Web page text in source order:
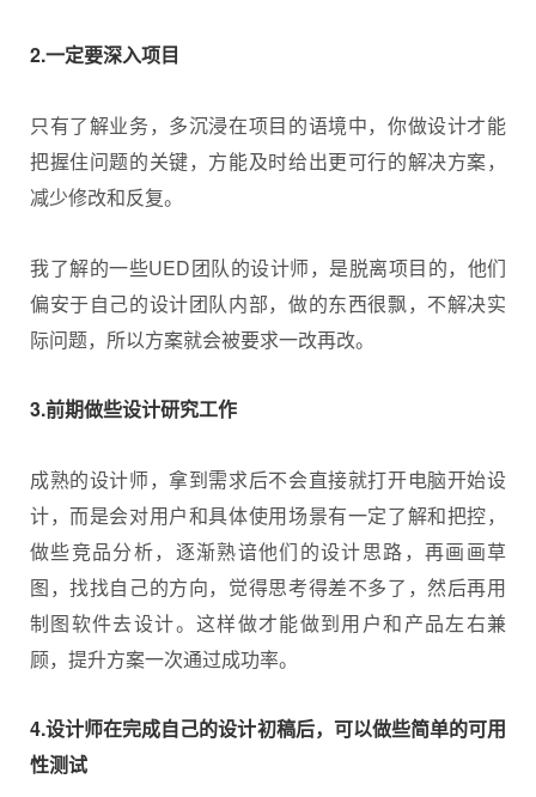
2.一定要深入项目
只有了解业务，多沉浸在项目的语境中，你做设计才能
把握住问题的关键，方能及时给出更可行的解决方案，
减少修改和反复。
我了解的一些UED团队的设计师，是脱离项目的，他们
偏安于自己的设计团队内部，做的东西很飘，不解决实
际问题，所以方案就会被要求一改再改。
3.前期做些设计研究工作
成熟的设计师，拿到需求后不会直接就打开电脑开始设
计，而是会对用户和具体使用场景有一定了解和把控，
做些竞品分析，逐渐熟谙他们的设计思路，再画画草
图，找找自己的方向，觉得思考得差不多了，然后再用
制图软件去设计。这样做才能做到用户和产品左右兼
顾，提升方案一次通过成功率。
4.设计师在完成自己的设计初稿后，可以做些简单的可用
性测试